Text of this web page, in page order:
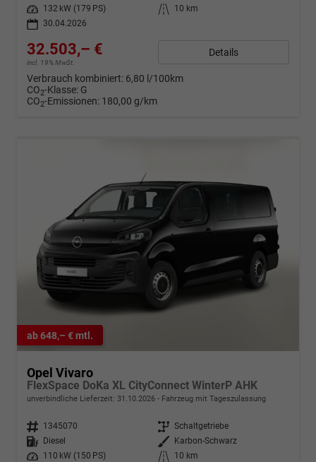
Leistung
132 kW (179 PS) Kilometerstand
10 km
30.04.2026
32.503,– €
incl. 19% MwSt.
Details
Verbrauch kombiniert: 6,80 l/100km
CO2-Klasse: G
CO2-Emissionen: 180,00 g/km
ab 648,– € mtl.
Opel Vivaro
FlexSpace DoKa XL CityConnect WinterP AHK
unverbindliche Lieferzeit: 31.10.2026 Fahrzeug mit Tageszulassung
Fahrzeugnr. 1345070 Getriebe Schaltgetriebe
Kraftstoff
Diesel Außenfarbe
Karbon-Schwarz
Leistung
110 kW (150 PS) Kilometerstand
10 km